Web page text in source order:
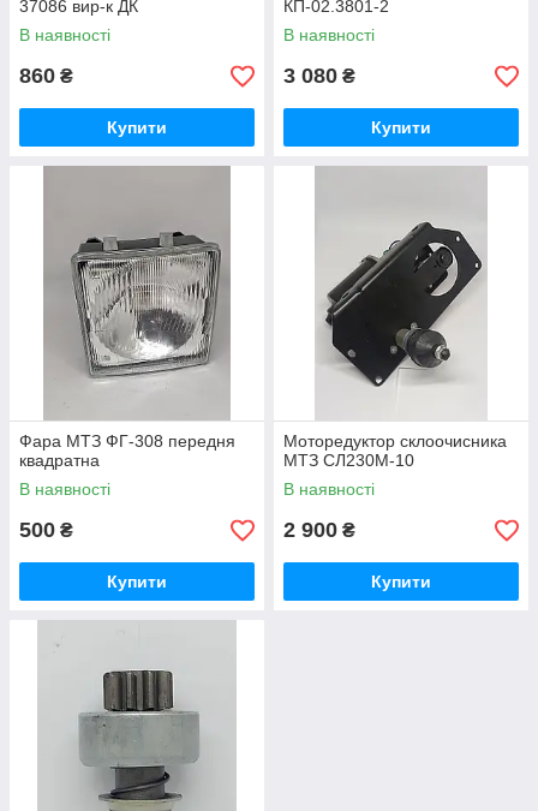
37086 вир-к ДК
В наявності
860 ₴
Купити
КП-02.3801-2
В наявності
3 080 ₴
Купити
Фара МТЗ ФГ-308 передня
квадратна
В наявності
500 ₴
Купити
Моторедуктор склоочисника
МТЗ СЛ230М-10
В наявності
2 900 ₴
Купити